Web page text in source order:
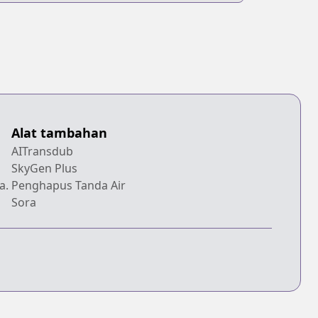
Alat tambahan
AITransdub
SkyGen Plus
Penghapus Tanda Air
Sora